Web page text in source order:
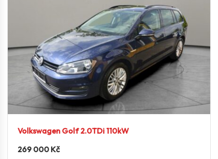
Volkswagen Golf 2.0TDi 110kW
269 000 Kč